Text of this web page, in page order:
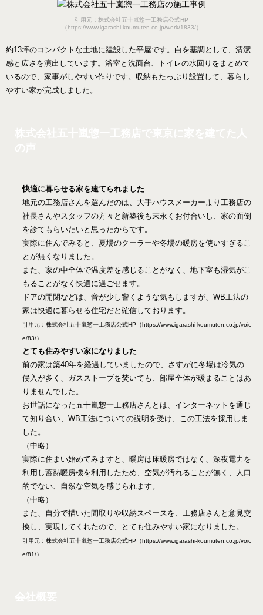
引用元：株式会社五十嵐惣一工務店公式HP
（https://www.igarashi-koumuten.co.jp/work/1833/）
約13坪のコンパクトな土地に建設した平屋です。白を基調として、清潔
感と広さを演出しています。浴室と洗面台、トイレの水回りをまとめて
いるので、家事がしやすい作りです。収納もたっぷり設置して、暮らし
やすい家が完成しました。
快適に暮らせる家を建てられました
地元の工務店さんを選んだのは、大手ハウスメーカーより工務店の
社長さんやスタッフの方々と新築後も末永くお付合いし、家の面倒
を診てもらいたいと思ったからです。
実際に住んでみると、夏場のクーラーや冬場の暖房を使いすぎるこ
とが無くなりました。
また、家の中全体で温度差を感じることがなく、地下室も湿気がこ
もることがなく快適に過ごせます。
ドアの開閉などは、音が少し響くような気もしますが、WB工法の
家は快適に暮らせる住宅だと確信しております。
引用元：株式会社五十嵐惣一工務店公式HP（https://www.igarashi-koumuten.co.jp/voic
e/83/）
とても住みやすい家になりました
前の家は築40年を経過していましたので、さすがに冬場は冷気の
侵入が多く、ガスストーブを焚いても、部屋全体が暖まることはあ
りませんでした。
お世話になった五十嵐惣一工務店さんとは、インターネットを通じ
て知り合い、WB工法についての説明を受け、この工法を採用しま
した。
（中略）
実際に住まい始めてみますと、暖房は床暖房ではなく、深夜電力を
利用し蓄熱暖房機を利用したため、空気が汚れることが無く、人口
的でない、自然な空気を感じられます。
（中略）
また、自分で描いた間取りや収納スペースを、工務店さんと意見交
換し、実現してくれたので、とても住みやすい家になりました。
引用元：株式会社五十嵐惣一工務店公式HP（https://www.igarashi-koumuten.co.jp/voic
e/81/）